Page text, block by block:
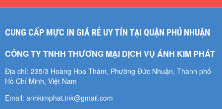
CUNG CẤP MỰC IN GIÁ RẺ UY TÍN TẠI QUẬN PHÚ NHUẬN
CÔNG TY TNHH THƯƠNG MẠI DỊCH VỤ ÁNH KIM PHÁT
Địa chỉ: 235/3 Hoàng Hoa Thám, Phường Đức Nhuận, Thành phố
Hồ Chí Minh, Việt Nam
Email: anhkimphat.ink@gmail.com